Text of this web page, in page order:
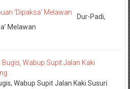
Dur-Padi,
Melawan
Wabup Supit Jalan Kaki Susuri